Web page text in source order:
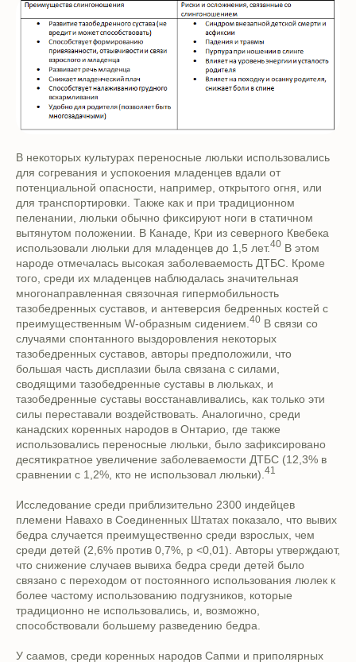
В некоторых культурах переносные люльки использовались
для согревания и успокоения младенцев вдали от
потенциальной опасности, например, открытого огня, или
для транспортировки. Также как и при традиционном
пеленании, люльки обычно фиксируют ноги в статичном
вытянутом положении. В Канаде, Кри из северного Квебека
использовали люльки для младенцев до 1,5 лет.40 В этом
народе отмечалась высокая заболеваемость ДТБС. Кроме
того, среди их младенцев наблюдалась значительная
многонаправленная связочная гипермобильность
тазобедренных суставов, и антеверсия бедренных костей с
преимущественным W-образным сидением. 40 В связи со
случаями спонтанного выздоровления некоторых
тазобедренных суставов, авторы предположили, что
большая часть дисплазии была связана с силами,
сводящими тазобедренные суставы в люльках, и
тазобедренные суставы восстанавливались, как только эти
силы переставали воздействовать. Аналогично, среди
канадских коренных народов в Онтарио, где также
использовались переносные люльки, было зафиксировано
десятикратное увеличение заболеваемости ДТБС (12,3% в
сравнении с 1,2%, кто не использовал люльки). 41
Исследование среди приблизительно 2300 индейцев
племени Навахо в Соединенных Штатах показало, что вывих
бедра случается преимущественно среди взрослых, чем
среди детей (2,6% против 0,7%, р <0,01). Авторы утверждают,
что снижение случаев вывиха бедра среди детей было
связано с переходом от постоянного использования люлек к
более частому использованию подгузников, которые
традиционно не использовались, и, возможно,
способствовали большему разведению бедра.
У саамов, среди коренных народов Сапми и приполярных